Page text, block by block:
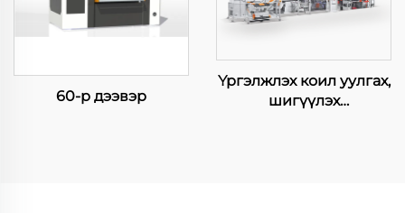
60-р дээвэр
Үргэлжлэх коил уулгах,
шигүүлэх